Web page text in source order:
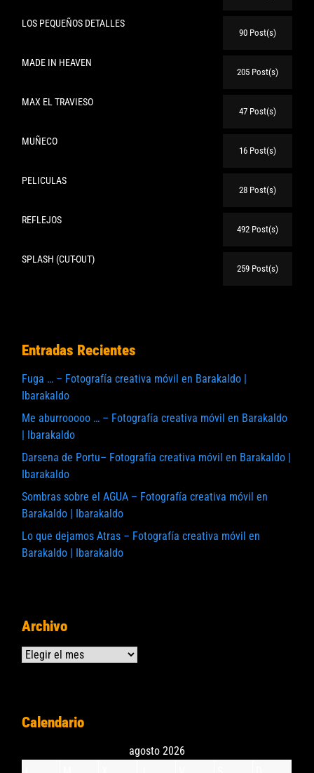
LOS PEQUEÑOS DETALLES
90 Post(s)
MADE IN HEAVEN
205 Post(s)
MAX EL TRAVIESO
47 Post(s)
MUÑECO
16 Post(s)
PELICULAS
28 Post(s)
REFLEJOS
492 Post(s)
SPLASH (CUT-OUT)
259 Post(s)
Entradas Recientes
Fuga … – Fotografía creativa móvil en Barakaldo |
Ibarakaldo
Me aburrooooo … – Fotografía creativa móvil en Barakaldo
| Ibarakaldo
Darsena de Portu– Fotografía creativa móvil en Barakaldo |
Ibarakaldo
Sombras sobre el AGUA – Fotografía creativa móvil en
Barakaldo | Ibarakaldo
Lo que dejamos Atras – Fotografía creativa móvil en
Barakaldo | Ibarakaldo
Archivo
Archivos
Calendario
agosto 2026